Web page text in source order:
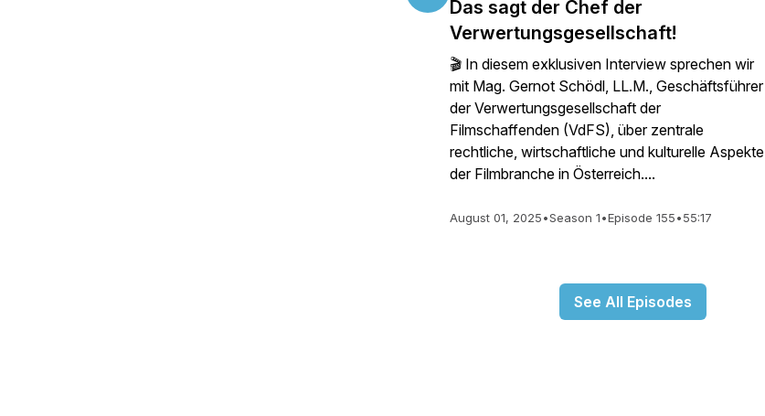
Das sagt der Chef der
Verwertungsgesellschaft!
🎬 In diesem exklusiven Interview sprechen wir
mit Mag. Gernot Schödl, LL.M., Geschäftsführer
der Verwertungsgesellschaft der
Filmschaffenden (VdFS), über zentrale
rechtliche, wirtschaftliche und kulturelle Aspekte
der Filmbranche in Österreich....
August 01, 2025•Season 1•Episode 155•55:17
See All Episodes